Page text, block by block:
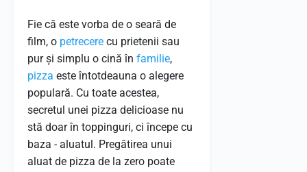
Fie că este vorba de o seară de
film, o petrecere cu prietenii sau
pur și simplu o cină în familie,
pizza este întotdeauna o alegere
populară. Cu toate acestea,
secretul unei pizza delicioase nu
stă doar în toppinguri, ci începe cu
baza - aluatul. Pregătirea unui
aluat de pizza de la zero poate